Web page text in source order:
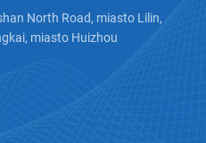
North Road, miasto Lilin,
miasto Huizhou